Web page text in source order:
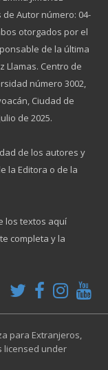
Autor número: 04-
otorgados por el
de la última
Llamas. Centro de
número 3002,
Ciudad de
de 2025.
de los autores y
la Editora o de la
los textos aquí
completa y la
para Extranjeros,
licensed under